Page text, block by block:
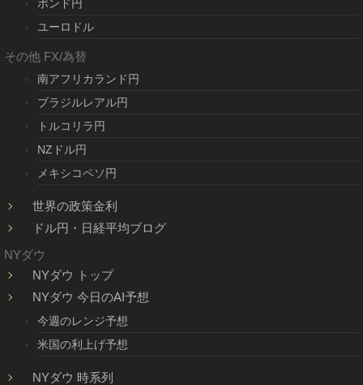
ポンド円
ユーロドル
その他 FX/為替
南アフリカランド円
ブラジルレアル円
トルコリラ円
NZドル円
メキシコペソ円
世界の政策金利
ドル円・日経平均ブログ
NYダウ
NYダウ トップ
NYダウ 今日のAI予想
今週のレンジ予想
米国の利上げ予想
NYダウ 時系列